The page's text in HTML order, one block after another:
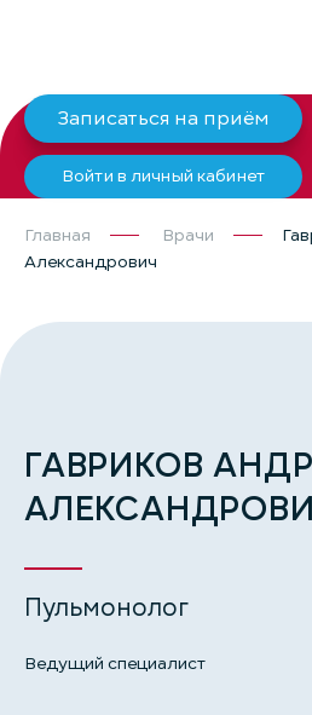
Записаться на приём
Войти в личный кабинет
Главная Врачи
Александрович
ГАВРИКОВ
Пульмонолог
Ведущий специалист